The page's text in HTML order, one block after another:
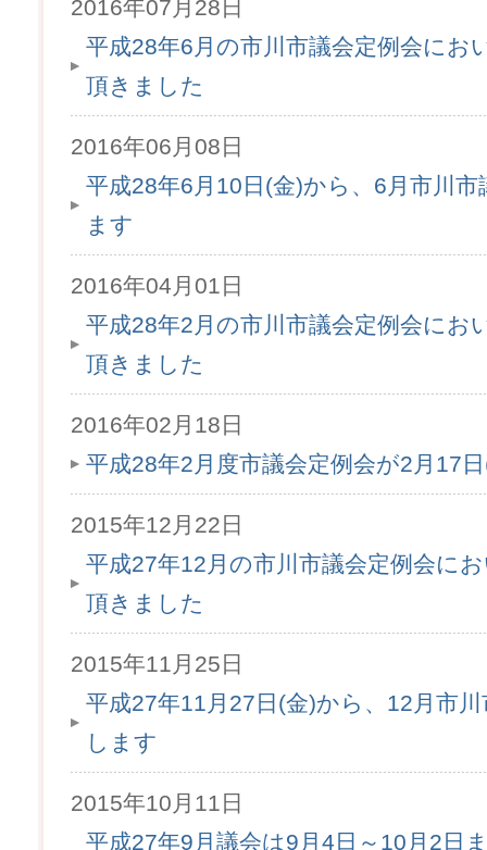
2016年07月28日
平成28年6月の市川市議会定例会にお
頂きました
2016年06月08日
平成28年6月10日(金)から、6月市川
ます
2016年04月01日
平成28年2月の市川市議会定例会にお
頂きました
2016年02月18日
平成28年2月度市議会定例会が2月17
2015年12月22日
平成27年12月の市川市議会定例会に
頂きました
2015年11月25日
平成27年11月27日(金)から、12月市
します
2015年10月11日
平成27年9月議会は9月4日～10月2日